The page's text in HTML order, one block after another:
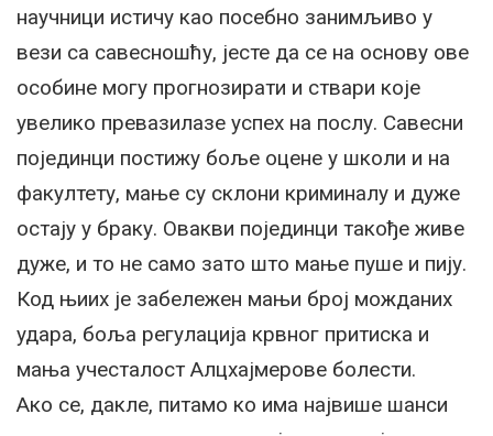
научници истичу као посебно занимљиво у
вези са савесношћу, јесте да се на основу ове
особине могу прогнозирати и ствари које
увелико превазилазе успех на послу. Савесни
појединци постижу боље оцене у школи и на
факултету, мање су склони криминалу и дуже
остају у браку. Овакви појединци такође живе
дуже, и то не само зато што мање пуше и пију.
Код њиих је забележен мањи број можданих
удара, боља регулација крвног притиска и
мања учесталост Алцхајмерове болести.
Ако се, дакле, питамо ко има највише шанси